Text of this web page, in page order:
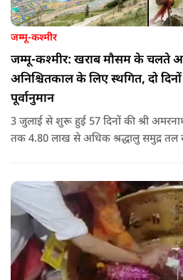
जम्मू-कश्मीर
जम्मू-कश्मीर: खराब मौसम के चलते
अनिश्चितकाल के लिए स्थगित, दो
पूर्वानुमान
3 जुलाई से शुरू हुई 57 दिनों की श्री
तक 4.80 लाख से अधिक श्रद्धालु समुद्र तल